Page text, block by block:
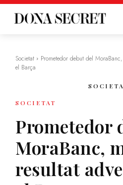
Societat
Prometedor debut del
el Barça
SOCIETAT
Prometedor
MoraBanc,
resultat